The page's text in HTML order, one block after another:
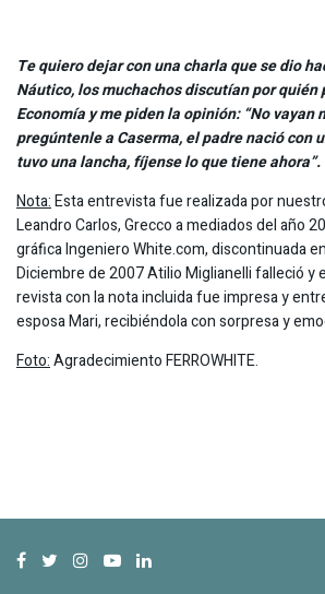
Te quiero dejar con una charla que se dio
Náutico, los muchachos discutían por
Economía y me piden la opinión: “No vayan
pregúntenle a Caserma, el padre nació con
tuvo una lancha, fíjense lo que tiene ahora”.
Nota:Esta entrevista fue realizada por
Leandro Carlos, Grecco a mediados del año
gráfica Ingeniero White.com, discontinuada
Diciembre de 2007 Atilio Miglianelli falleció y
revista con la nota incluida fue impresa y
esposa Mari, recibiéndola con sorpresa y
Foto:Agradecimiento FERROWHITE.